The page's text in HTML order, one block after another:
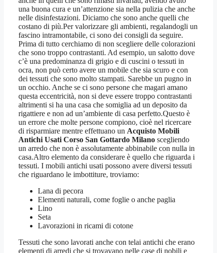
una buona cura e un’attenzione sia nella pulizia che anche
nelle disinfestazioni. Diciamo che sono anche quelli che
costano di più.Per valorizzare gli ambienti, regalandogli un
fascino intramontabile, ci sono dei consigli da seguire.
Prima di tutto cerchiamo di non scegliere delle colorazioni
che sono troppo contrastanti. Ad esempio, un salotto dove
c’è una predominanza di grigio e di cuscini o tessuti in
ocra, non può certo avere un mobile che sia scuro e con
dei tessuti che sono molto stampati. Sarebbe un pugno in
un occhio. Anche se ci sono persone che magari amano
questa eccentricità, non si deve essere troppo contrastanti
altrimenti si ha una casa che somiglia ad un deposito da
rigattiere e non ad un’ambiente di casa perfetto.Questo è
un errore che molte persone compiono, cioè nel ricercare
di risparmiare mentre effettuano un Acquisto Mobili
Antichi Usati Corso San Gottardo Milano scegliendo
un arredo che non è assolutamente abbinabile con nulla in
casa.Altro elemento da considerare è quello che riguarda i
tessuti. I mobili antichi usati possono avere diversi tessuti
che riguardano le imbottiture, troviamo:
Lana di pecora
Elementi naturali, come foglie o anche paglia
Lino
Seta
Lavorazioni in ricami di cotone
Tessuti che sono lavorati anche con telai antichi che erano
elementi di arredi che si trovavano nelle case di nobili e